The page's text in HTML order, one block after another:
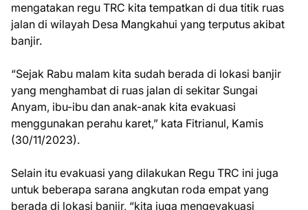
mengatakan regu TRC kita tempatkan di dua titik ruas
jalan di wilayah Desa Mangkahui yang terputus akibat
banjir.
“Sejak Rabu malam kita sudah berada di lokasi banjir
yang menghambat di ruas jalan di sekitar Sungai
Anyam, ibu-ibu dan anak-anak kita evakuasi
menggunakan perahu karet,” kata Fitrianul, Kamis
(30/11/2023).
Selain itu evakuasi yang dilakukan Regu TRC ini juga
untuk beberapa sarana angkutan roda empat yang
berada di lokasi banjir, “kita juga mengevakuasi